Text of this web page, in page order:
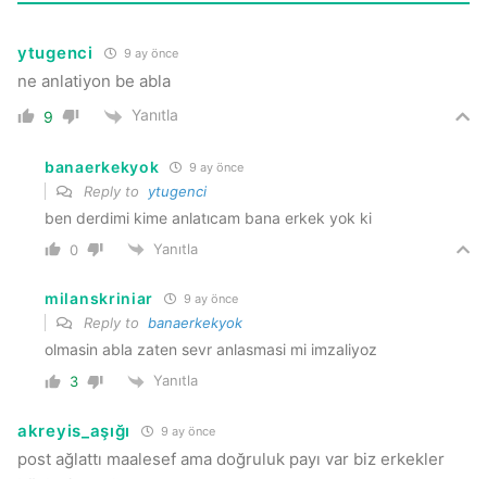
ytugenci 9 ay önce
ne anlatiyon be abla
9 Yanıtla
banaerkekyok 9 ay önce
Reply to ytugenci
ben derdimi kime anlatıcam bana erkek yok ki
0 Yanıtla
milanskriniar 9 ay önce
Reply to banaerkekyok
olmasin abla zaten sevr anlasmasi mi imzaliyoz
3 Yanıtla
akreyis_aşığı 9 ay önce
post ağlattı maalesef ama doğruluk payı var biz erkekler